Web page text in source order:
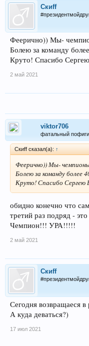
Скиff
Феерично)) Мы-
Болею за команду
Круто! Спасибо
2 май 2021
viktor706
фатальный
Скиff сказал(а): ↑
Феерично)) Мы-
Болею за команду более
Круто! Спасибо Сергею
обидно конечно что
третий раз подряд -
Чемпион!!! УРА!!!!!
2 май 2021
Скиff
Сегодня возвращаеся в
А куда деваться?)
17 июл 2021